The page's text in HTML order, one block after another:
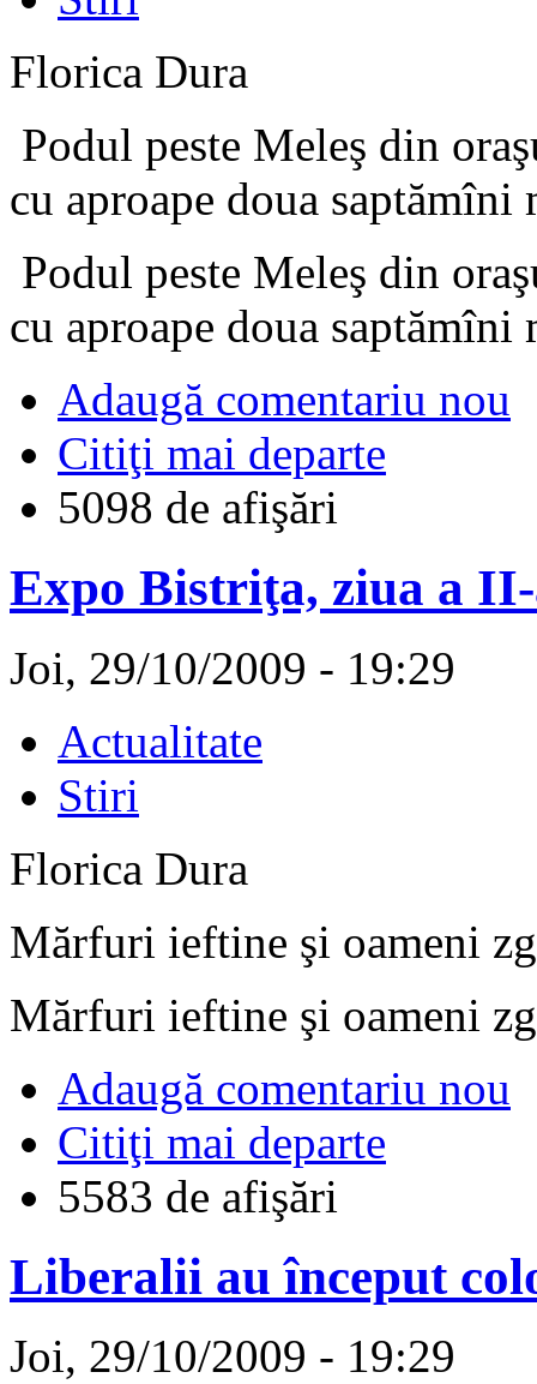
Florica Dura
Podul peste Meleş din
cu aproape doua saptămîni
Podul peste Meleş din
cu aproape doua saptămîni
Adaugă comentariu nou
Citiţi mai departe
5098 de afişări
Expo Bistriţa, ziua a
Joi, 29/10/2009 - 19:29
Actualitate
Stiri
Florica Dura
Mărfuri ieftine şi oameni
Mărfuri ieftine şi oameni
Adaugă comentariu nou
Citiţi mai departe
5583 de afişări
Liberalii au început
Joi, 29/10/2009 - 19:29